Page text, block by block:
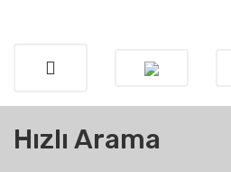
Hızlı Arama